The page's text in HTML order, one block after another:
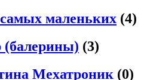
маленьких (4)
(3)
Мехатроник (0)